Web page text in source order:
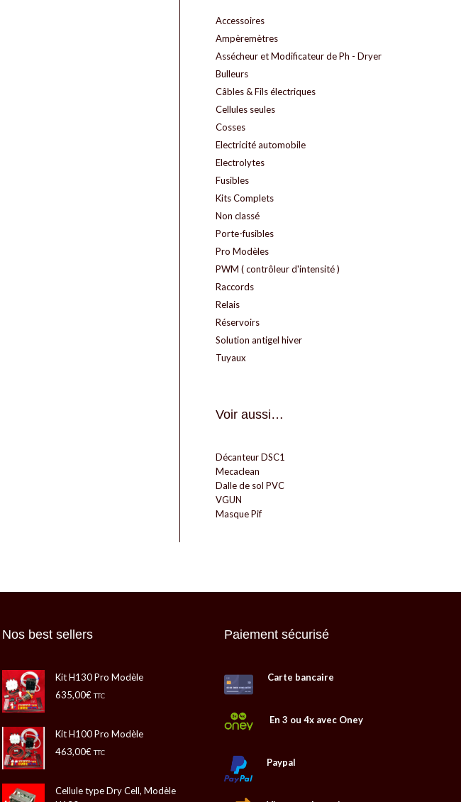
Accessoires
Ampèremètres
Assécheur et Modificateur de Ph - Dryer
Bulleurs
Câbles & Fils électriques
Cellules seules
Cosses
Electricité automobile
Electrolytes
Fusibles
Kits Complets
Non classé
Porte-fusibles
Pro Modèles
PWM ( contrôleur d'intensité )
Raccords
Relais
Réservoirs
Solution antigel hiver
Tuyaux
Voir aussi…
Décanteur DSC1
Mecaclean
Dalle de sol PVC
VGUN
Masque Pif
Nos best sellers
Kit H130 Pro Modèle
635,00€ TTC
Kit H100 Pro Modèle
463,00€ TTC
Cellule type Dry Cell, Modèle
Paiement sécurisé
Carte bancaire
En 3 ou 4x avec Oney
Paypal